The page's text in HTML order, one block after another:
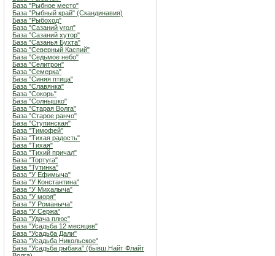
База "Рыбное место"
База "Рыбный край" (Скандинавия)
База "Рыбоход"
База "Сазаний угол"
База "Сазаний хутор"
База "Сазанья Бухта"
База "Северный Каспий"
База "Седьмое небо"
База "Селитрон"
База "Семерка"
База "Синяя птица"
База "Славянка"
База "Сокорь"
База "Солнышко"
База "Старая Волга"
База "Старое ранчо"
База "Ступинская"
База "Тимофей"
База "Тихая радость"
База "Тихая"
База "Тихий причал"
База "Тортуга"
База "Тутинка"
База "У Ефимыча"
База "У Константина"
База "У Михалыча"
База "У моря"
База "У Романыча"
База "У Сержа"
База "Удача плюс"
База "Усадьба 12 месяцев"
База "Усадьба Дали"
База "Усадьба Никольское"
База "Усадьба рыбака" (бывш.Найт Флайт